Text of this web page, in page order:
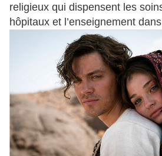
religieux qui dispensent les
hôpitaux et l’enseignement